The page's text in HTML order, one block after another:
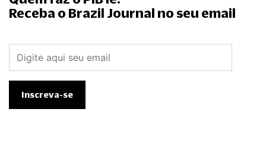
Receba o Brazil Journal no seu email